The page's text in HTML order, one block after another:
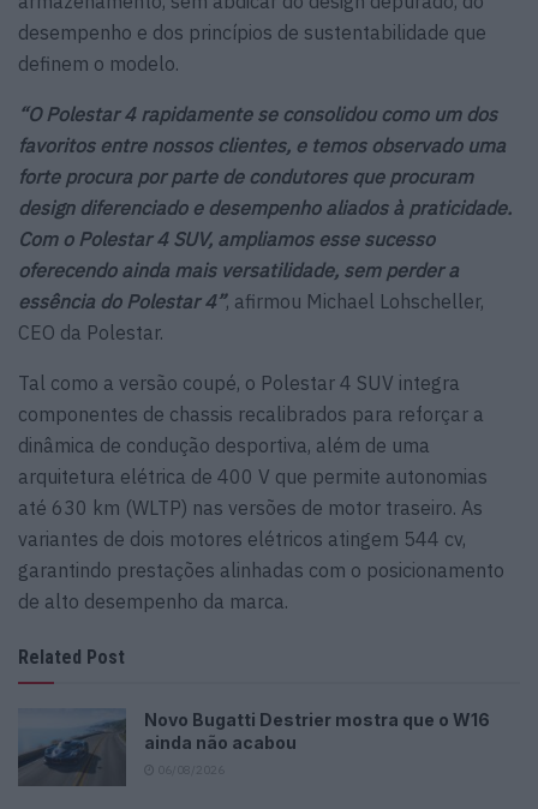
desempenho e dos princípios de sustentabilidade que
definem o modelo.
“O Polestar 4 rapidamente se consolidou como um dos
favoritos entre nossos clientes, e temos observado uma
forte procura por parte de condutores que procuram
design diferenciado e desempenho aliados à praticidade.
Com o Polestar 4 SUV, ampliamos esse sucesso
oferecendo ainda mais versatilidade, sem perder a
essência do Polestar 4”, afirmou Michael Lohscheller,
CEO da Polestar.
Tal como a versão coupé, o Polestar 4 SUV integra
componentes de chassis recalibrados para reforçar a
dinâmica de condução desportiva, além de uma
arquitetura elétrica de 400 V que permite autonomias
até 630 km (WLTP) nas versões de motor traseiro. As
variantes de dois motores elétricos atingem 544 cv,
garantindo prestações alinhadas com o posicionamento
de alto desempenho da marca.
Related Post
Novo Bugatti Destrier mostra que o W16
ainda não acabou